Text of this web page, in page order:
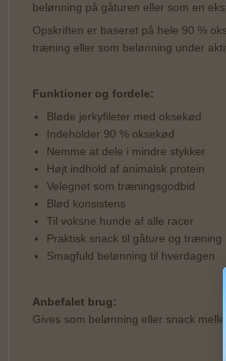
belønning på gåturen eller som en
Opskriften er baseret på hele 90 %
træning eller som belønning under
Funktioner og fordele:
Bløde jerkyfileter med oksekød
Indeholder 90 % oksekød
Nemme at dele i mindre stykker
Højt indhold af animalsk protein
Velegnet som træningsgodbid
Blød konsistens
Til voksne hunde af alle racer
Praktisk snack til gåture og træning
Smagfuld belønning til hverdagen
Anbefalet brug:
Gives som belønning eller snack